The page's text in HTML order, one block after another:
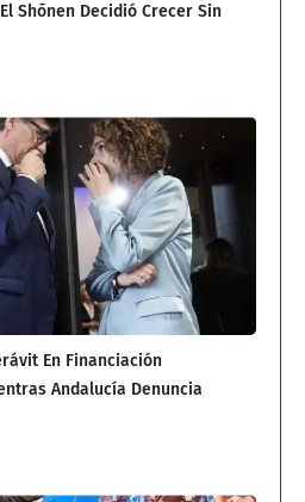
Shōnen Decidió Crecer Sin
En Financiación
Andalucía Denuncia